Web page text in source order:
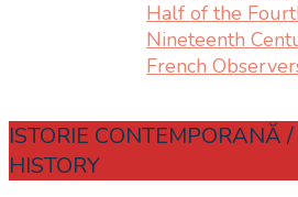
Half of the
Nineteenth
French
ISTORIE CONTEMPORANĂ
HISTORY